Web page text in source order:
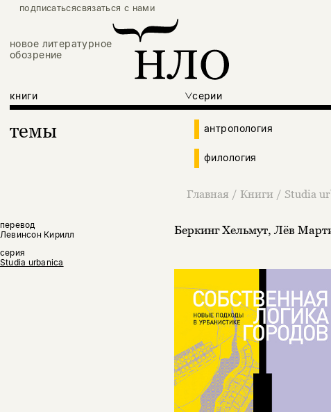
подписатьсясвязаться с нами
новое литературное
обозрение
книги серии
темы антропология
филология
Главная / Книги / Studia
перевод
Левинсон Кирилл
серия
Studia urbanica
Беркинг Хельмут, Лёв